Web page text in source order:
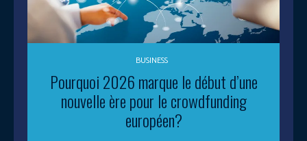
BUSINESS
Pourquoi 2026 marque le début d’une
nouvelle ère pour le crowdfunding
européen?